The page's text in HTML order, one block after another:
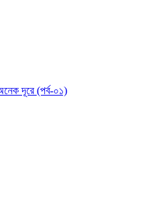
দূরে (পর্ব-০১)